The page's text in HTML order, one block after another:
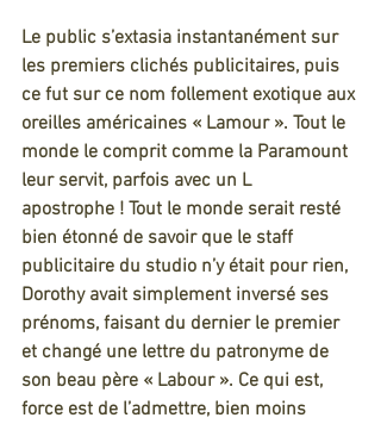
Le public s’extasia instantanément sur
les premiers clichés publicitaires, puis
ce fut sur ce nom follement exotique aux
oreilles américaines « Lamour ». Tout le
monde le comprit comme la Paramount
leur servit, parfois avec un L
apostrophe ! Tout le monde serait resté
bien étonné de savoir que le staff
publicitaire du studio n’y était pour rien,
Dorothy avait simplement inversé ses
prénoms, faisant du dernier le premier
et changé une lettre du patronyme de
son beau père « Labour ». Ce qui est,
force est de l’admettre, bien moins